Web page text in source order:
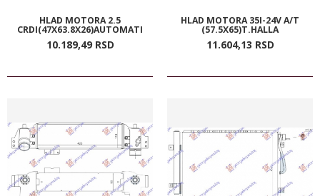
HLAD MOTORA 2.5
CRDI(47X63.8X26)AUTOMATI
10.189,49 RSD
HLAD MOTORA 35I-24V A/T
(57.5X65)T.HALLA
11.604,13 RSD